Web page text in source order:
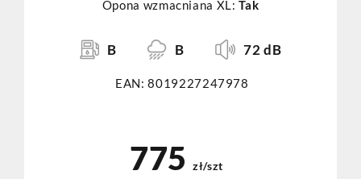
Opona wzmacniana XL:Tak
B B 72 dB
EAN: 8019227247978
775 zł/szt